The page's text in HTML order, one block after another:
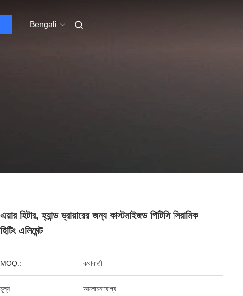
Bengali
এয়ার হিটার, হ্যান্ড ড্রায়ারের জন্য কাস্টমাইজড পিটিসি সিরামিক
হিটিং এলিমেন্ট
MOQ.: কথাবার্তা
মূল্য: আলোচনাযোগ্য